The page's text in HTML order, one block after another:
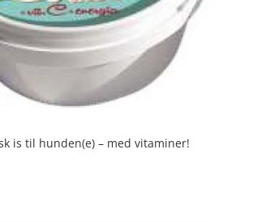
is til hunden(e) – med vitaminer!